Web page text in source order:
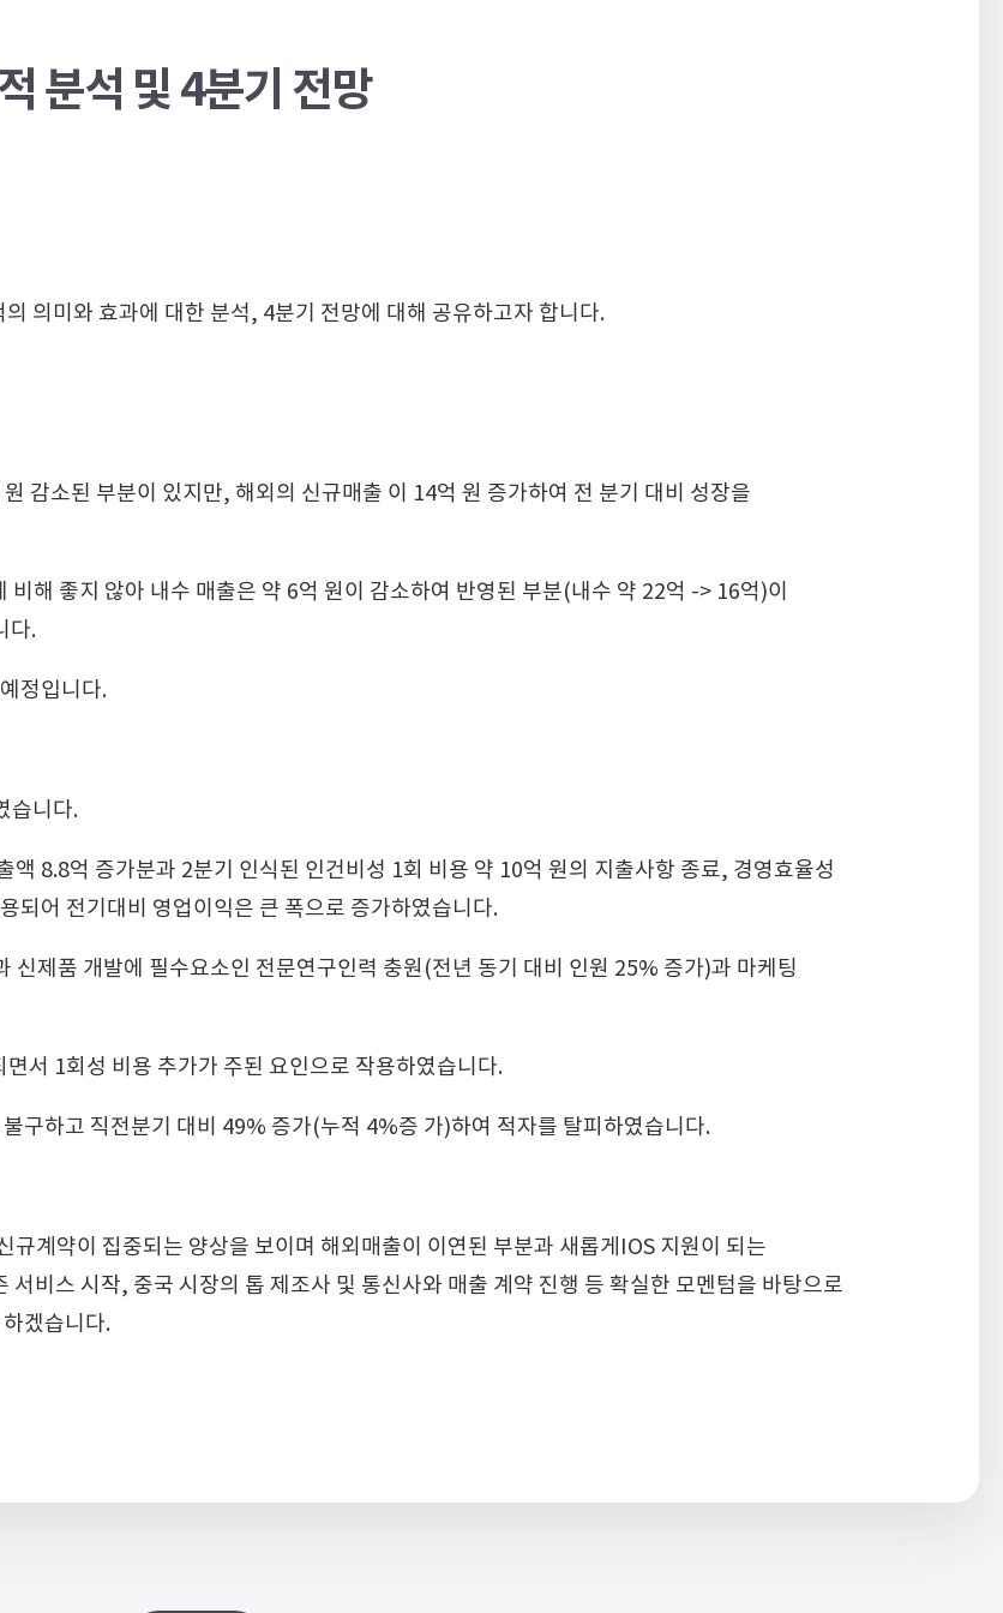
분석 및 4분기 전망
의미와 효과에 대한 분석, 4분기 전망에 대해 공유하고자 합니다.
감소된 부분이 있지만, 해외의 신규매출 이 14억 원 증가하여 전 분기 대비 성장을
해 좋지 않아 내수 매출은 약 6억 원이 감소하여 반영된 부분(내수 약 22억 -> 16억)이
다.
정입니다.
습니다.
8.8억 증가분과 2분기 인식된 인건비성 1회 비용 약 10억 원의 지출사항 종료, 경영효율성
되어 전기대비 영업이익은 큰 폭으로 증가하였습니다.
신제품 개발에 필수요소인 전문연구인력 충원(전년 동기 대비 인원 25% 증가)과 마케팅
서 1회성 비용 추가가 주된 요인으로 작용하였습니다.
구하고 직전분기 대비 49% 증가(누적 4%증 가)하여 적자를 탈피하였습니다.
계약이 집중되는 양상을 보이며 해외매출이 이연된 부분과 새롭게IOS 지원이 되는
비스 시작, 중국 시장의 톱 제조사 및 통신사와 매출 계약 진행 등 확실한 모멘텀을 바탕으로
겠습니다.